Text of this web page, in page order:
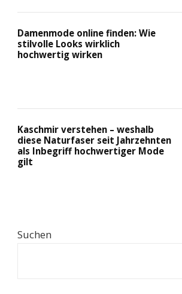
Damenmode online finden: Wie
stilvolle Looks wirklich
hochwertig wirken
Kaschmir verstehen – weshalb
diese Naturfaser seit Jahrzehnten
als Inbegriff hochwertiger Mode
gilt
Suchen